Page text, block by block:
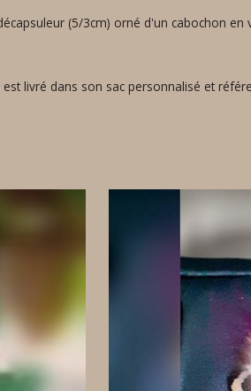
(5/3cm) orné d'un cabochon en
livré dans son sac personnalisé et